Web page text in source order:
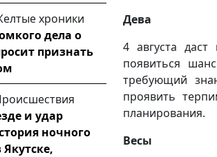
хроники
дела о
признать
и удар
ночного
Дева
4 августа
появиться
требующий
проявить
планирования.
Весы